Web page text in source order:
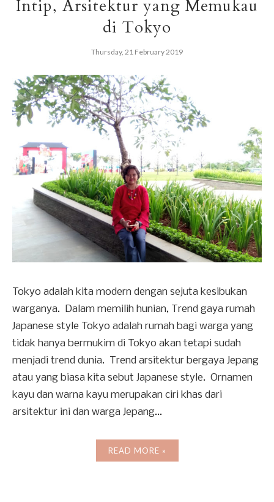
Intip, Arsitektur yang Memukau
di Tokyo
Thursday, 21 February 2019
Tokyo adalah kita modern dengan sejuta kesibukan
warganya. Dalam memilih hunian, Trend gaya rumah
Japanese style Tokyo adalah rumah bagi warga yang
tidak hanya bermukim di Tokyo akan tetapi sudah
menjadi trend dunia. Trend arsitektur bergaya Jepang
atau yang biasa kita sebut Japanese style. Ornamen
kayu dan warna kayu merupakan ciri khas dari
arsitektur ini dan warga Jepang...
READ MORE »